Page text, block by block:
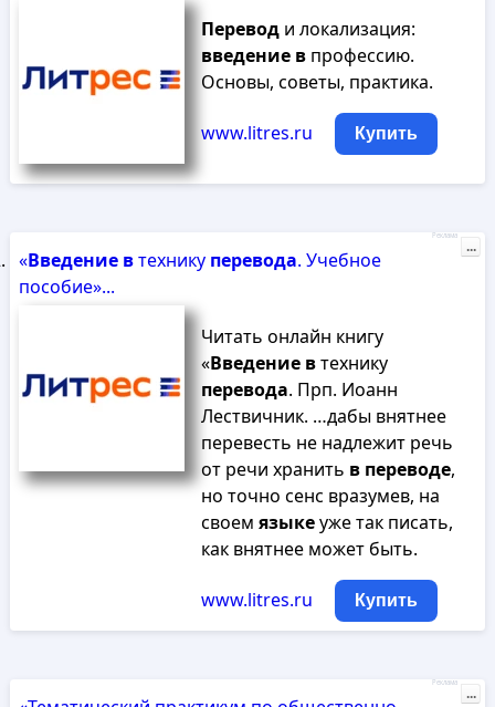
Переводи локализация:
введение впрофессию.
Основы, советы, практика.
www.litres.ru Купить
«Введение втехнику перевода. Учебное
пособие»...
Читать онлайн книгу
«Введение втехнику
перевода. Прп. Иоанн
Лествичник. …дабы внятнее
перевесть не надлежит речь
от речи хранить в переводе,
но точно сенс вразумев, на
своем языкеуже так писать,
как внятнее может быть.
www.litres.ru Купить
Реклама
...
Реклама
...